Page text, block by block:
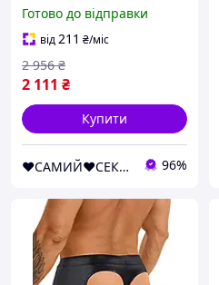
TOM Чорний S/M -
Passion Feromon
Готово до відправки
від211 ₴/міс
2 111 ₴
2 956 ₴
Купити
❤️САМИЙ❤️СЕКСУАЛЬНИЙ❤️МАГАЗИН❤️ 96%